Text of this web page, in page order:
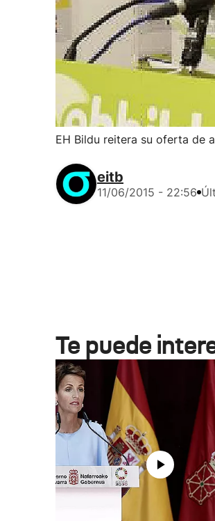
EH Bildu reitera su oferta de
eitb
11/06/2015 - 22:56
Te puede